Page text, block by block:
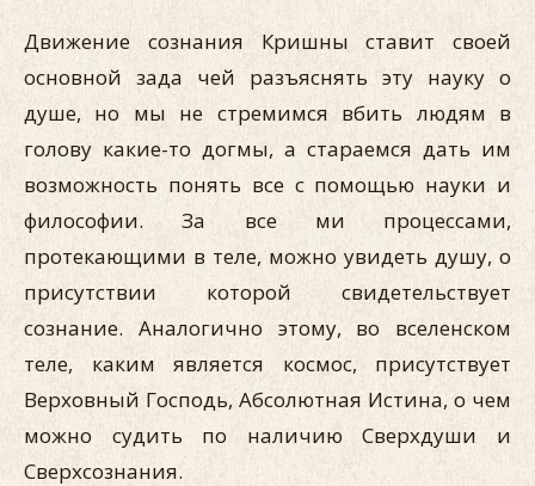
Движение сознания Кришны ставит своей
основной зада чей разъяснять эту науку о
душе, но мы не стремимся вбить людям в
голову какие-то догмы, а стараемся дать им
возможность понять все с помощью науки и
философии. За все ми процессами,
протекающими в теле, можно увидеть душу, о
присутствии которой свидетельствует
сознание. Аналогично этому, во вселенском
теле, каким является космос, присутствует
Верховный Господь, Абсолютная Истина, о чем
можно судить по наличию Сверхдуши и
Сверхсознания.